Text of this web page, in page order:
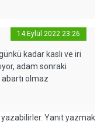
14 Eylül 2022 23:26
kadar kaslı ve iri
adam sonraki
abartı olmaz
yazabilirler. Yanıt yazmak